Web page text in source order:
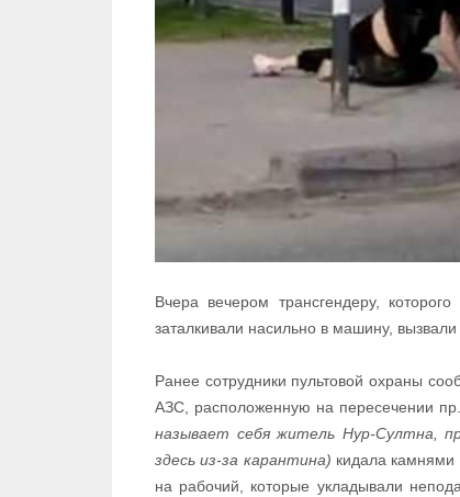
Вчера вечером трансгендеру,
заталкивали насильно в машину,
Ранее сотрудники пультовой охраны
АЗС, расположенную на пересечении
называет себя житель Нур-Султна,
здесь из-за карантина) кидала камнями
на рабочий, которые укладывали